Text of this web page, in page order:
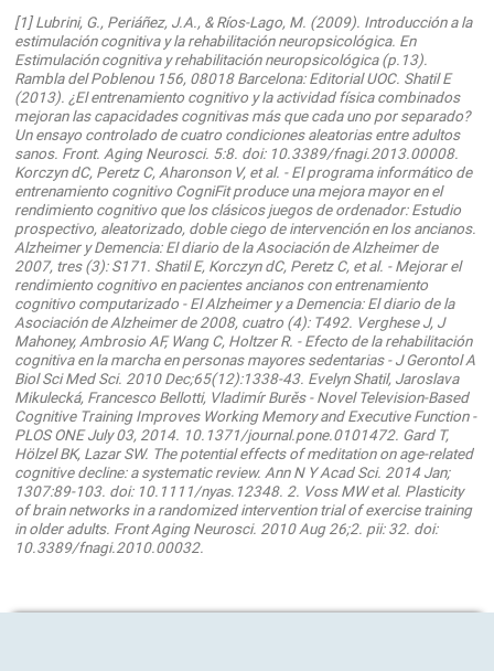
[1] Lubrini, G., Periáñez, J.A., & Ríos-Lago, M. (2009). Introducción a la
estimulación cognitiva y la rehabilitación neuropsicológica. En
Estimulación cognitiva y rehabilitación neuropsicológica (p.13).
Rambla del Poblenou 156, 08018 Barcelona: Editorial UOC. Shatil E
(2013). ¿El entrenamiento cognitivo y la actividad física combinados
mejoran las capacidades cognitivas más que cada uno por separado?
Un ensayo controlado de cuatro condiciones aleatorias entre adultos
sanos. Front. Aging Neurosci. 5:8. doi: 10.3389/fnagi.2013.00008.
Korczyn dC, Peretz C, Aharonson V, et al. - El programa informático de
entrenamiento cognitivo CogniFit produce una mejora mayor en el
rendimiento cognitivo que los clásicos juegos de ordenador: Estudio
prospectivo, aleatorizado, doble ciego de intervención en los ancianos.
Alzheimer y Demencia: El diario de la Asociación de Alzheimer de
2007, tres (3): S171. Shatil E, Korczyn dC, Peretz C, et al. - Mejorar el
rendimiento cognitivo en pacientes ancianos con entrenamiento
cognitivo computarizado - El Alzheimer y a Demencia: El diario de la
Asociación de Alzheimer de 2008, cuatro (4): T492. Verghese J, J
Mahoney, Ambrosio AF, Wang C, Holtzer R. - Efecto de la rehabilitación
cognitiva en la marcha en personas mayores sedentarias - J Gerontol A
Biol Sci Med Sci. 2010 Dec;65(12):1338-43. Evelyn Shatil, Jaroslava
Mikulecká, Francesco Bellotti, Vladimír Burěs - Novel Television-Based
Cognitive Training Improves Working Memory and Executive Function -
PLOS ONE July 03, 2014. 10.1371/journal.pone.0101472. Gard T,
Hölzel BK, Lazar SW. The potential effects of meditation on age-related
cognitive decline: a systematic review. Ann N Y Acad Sci. 2014 Jan;
1307:89-103. doi: 10.1111/nyas.12348. 2. Voss MW et al. Plasticity
of brain networks in a randomized intervention trial of exercise training
in older adults. Front Aging Neurosci. 2010 Aug 26;2. pii: 32. doi:
10.3389/fnagi.2010.00032.